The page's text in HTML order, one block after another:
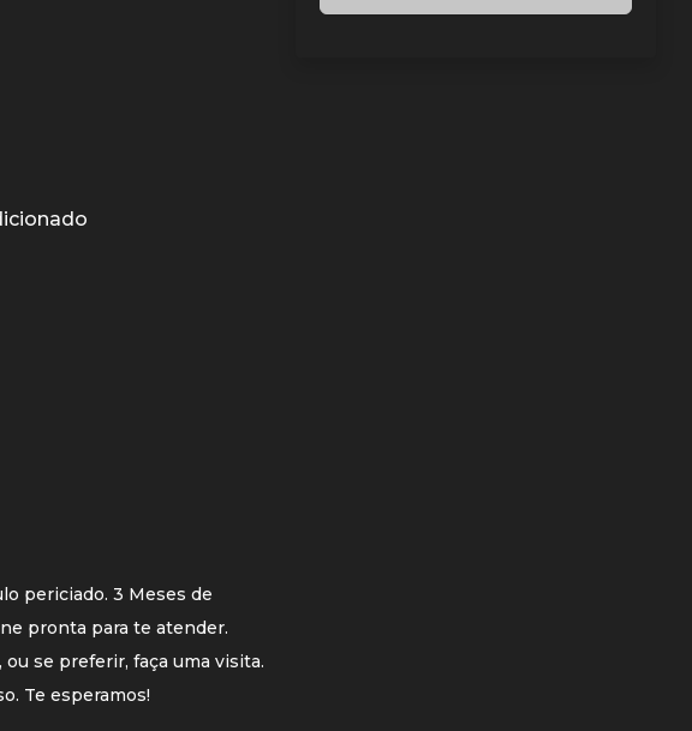
periciado. 3 Meses de
pronta para te atender.
se preferir, faça uma visita.
Te esperamos!